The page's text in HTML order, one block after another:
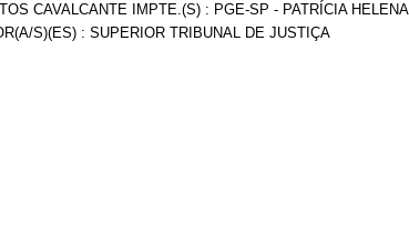
CAVALCANTE IMPTE.(S) : PGE-SP - PATRÍCIA HELENA
S)(ES) : SUPERIOR TRIBUNAL DE JUSTIÇA